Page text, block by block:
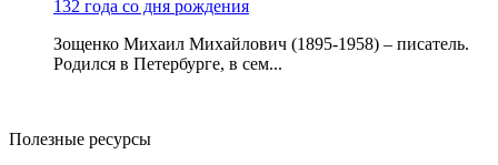
132 года со дня рождения
Зощенко Михаил Михайлович (1895-1958) – писатель.
Родился в Петербурге, в сем...
Полезные ресурсы